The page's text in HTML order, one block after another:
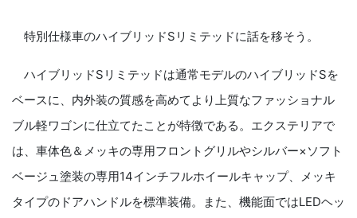
特別仕様車のハイブリッドSリミテッドに話を移そう。
ハイブリッドSリミテッドは通常モデルのハイブリッドSを
ベースに、内外装の質感を高めてより上質なファッショナル
ブル軽ワゴンに仕立てたことが特徴である。エクステリアで
は、車体色＆メッキの専用フロントグリルやシルバー×ソフト
ベージュ塗装の専用14インチフルホイールキャップ、メッキ
タイプのドアハンドルを標準装備。また、機能面ではLEDヘッ